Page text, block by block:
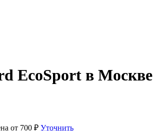
EcoSport в Москве
от 700 ₽ Уточнить